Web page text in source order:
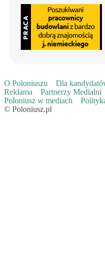
O Poloniuszu Dla
Reklama
Partnerzy Medialni
Poloniusz w mediach
© Poloniusz.pl